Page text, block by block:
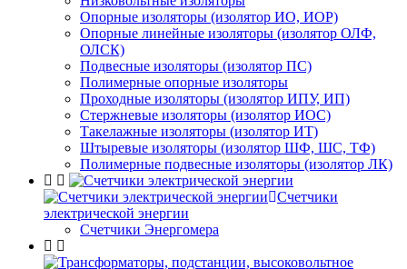
Опорные изоляторы (изолятор ИО, ИОР)
Опорные линейные изоляторы (изолятор ОЛФ,
ОЛСК)
Подвесные изоляторы (изолятор ПС)
Полимерные опорные изоляторы
Проходные изоляторы (изолятор ИПУ, ИП)
Стержневые изоляторы (изолятор ИОС)
Такелажные изоляторы (изолятор ИТ)
Штыревые изоляторы (изолятор ШФ, ШС, ТФ)
Полимерные подвесные изоляторы (изолятор ЛК)
Счетчики
электрической энергии
Счетчики Энергомера